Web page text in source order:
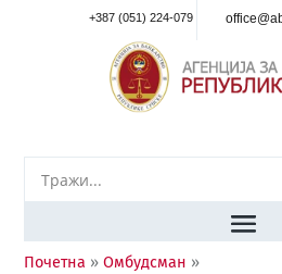
+387 (051) 224-079
Почетна »Омбудсман »